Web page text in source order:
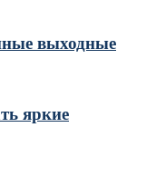
выходные
яркие